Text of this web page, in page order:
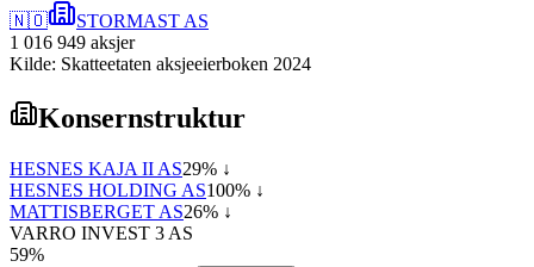
🇳🇴
STORMAST AS
1 016 949 aksjer
Kilde: Skatteetaten aksjeeierboken 2024
Konsernstruktur
HESNES KAJA II AS29% ↓
HESNES HOLDING AS100% ↓
MATTISBERGET AS26% ↓
VARRO INVEST 3 AS
59%